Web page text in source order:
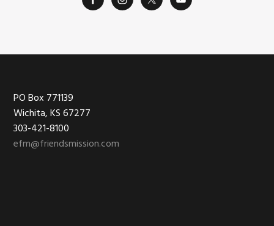
Footer
PO Box 771139
Wichita, KS 67277
303-421-8100
efm@friendsmission.com